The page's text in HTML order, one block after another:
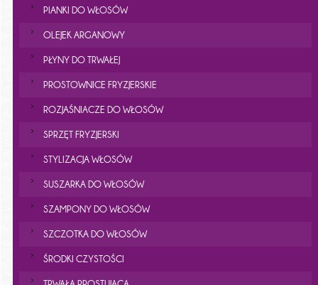
PIANKI DO WŁOSÓW
OLEJEK ARGANOWY
PŁYNY DO TRWAŁEJ
PROSTOWNICE FRYZJERSKIE
ROZJAŚNIACZE DO WŁOSÓW
SPRZĘT FRYZJERSKI
STYLIZACJA WŁOSÓW
SUSZARKA DO WŁOSÓW
SZAMPONY DO WŁOSÓW
SZCZOTKA DO WŁOSÓW
ŚRODKI CZYSTOŚCI